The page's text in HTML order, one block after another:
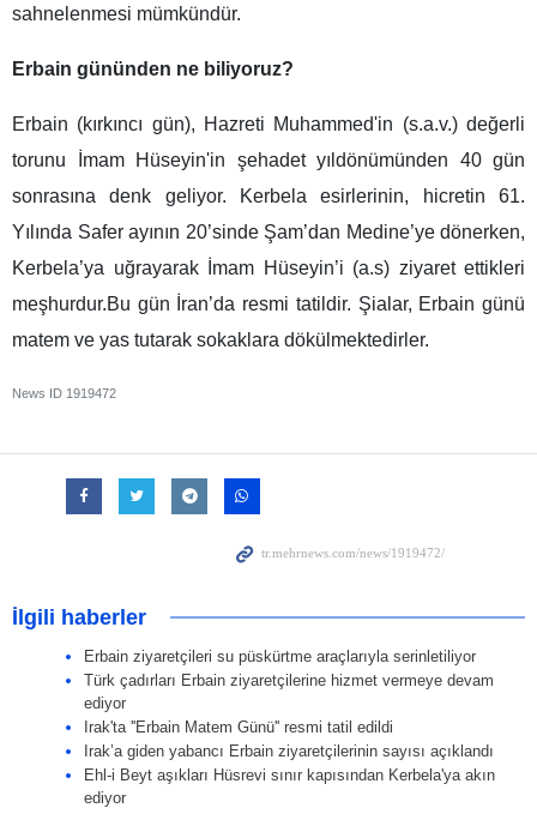
sahnelenmesi mümkündür.
Erbain gününden ne biliyoruz?
Erbain (kırkıncı gün), Hazreti Muhammed'in (s.a.v.) değerli
torunu İmam Hüseyin'in şehadet yıldönümünden 40 gün
sonrasına denk geliyor. Kerbela esirlerinin, hicretin 61.
Yılında Safer ayının 20’sinde Şam’dan Medine’ye dönerken,
Kerbela’ya uğrayarak İmam Hüseyin’i (a.s) ziyaret ettikleri
meşhurdur.Bu gün İran’da resmi tatildir. Şialar, Erbain günü
matem ve yas tutarak sokaklara dökülmektedirler.
News ID 1919472
İlgili haberler
Erbain ziyaretçileri su püskürtme araçlarıyla serinletiliyor
Türk çadırları Erbain ziyaretçilerine hizmet vermeye devam
ediyor
Irak'ta ''Erbain Matem Günü'' resmi tatil edildi
Irak’a giden yabancı Erbain ziyaretçilerinin sayısı açıklandı
Ehl-i Beyt aşıkları Hüsrevi sınır kapısından Kerbela'ya akın
ediyor